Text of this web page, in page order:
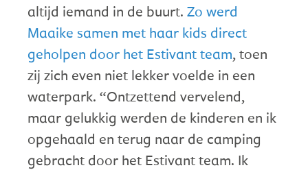
altijd iemand in de buurt. Zo werd
Maaike samen met haar kids direct
geholpen door het Estivant team, toen
zij zich even niet lekker voelde in een
waterpark. “Ontzettend vervelend,
maar gelukkig werden de kinderen en ik
opgehaald en terug naar de camping
gebracht door het Estivant team. Ik